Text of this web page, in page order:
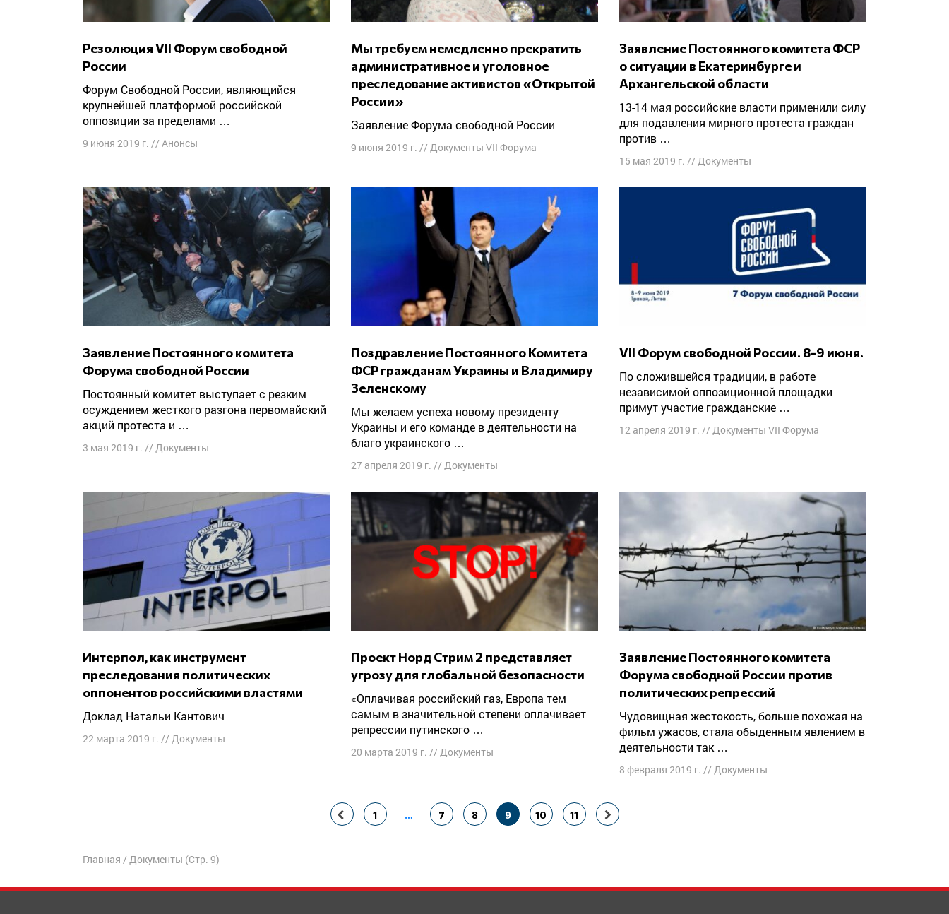
Резолюция VII Форум свободной
России
Форум Свободной России, являющийся
крупнейшей платформой российской
оппозиции за пределами …
9 июня 2019 г. // Анонсы
Мы требуем немедленно прекратить
административное и уголовное
преследование активистов «Открытой
России»
Заявление Форума свободной России
9 июня 2019 г. // Документы VII Форума
Заявление Постоянного комитета ФСР
о ситуации в Екатеринбурге и
Архангельской области
13-14 мая российские власти применили силу
для подавления мирного протеста граждан
против …
15 мая 2019 г. // Документы
Заявление Постоянного комитета
Форума свободной России
Постоянный комитет выступает с резким
осуждением жесткого разгона первомайский
акций протеста и …
3 мая 2019 г. // Документы
Поздравление Постоянного Комитета
ФСР гражданам Украины и Владимиру
Зеленскому
Мы желаем успеха новому президенту
Украины и его команде в деятельности на
благо украинского …
27 апреля 2019 г. // Документы
VII Форум свободной России. 8-9 июня.
По сложившейся традиции, в работе
независимой оппозиционной площадки
примут участие гражданские …
12 апреля 2019 г. // Документы VII Форума
Интерпол, как инструмент
преследования политических
оппонентов российскими властями
Доклад Натальи Кантович
22 марта 2019 г. // Документы
Проект Норд Стрим 2 представляет
угрозу для глобальной безопасности
«Оплачивая российский газ, Европа тем
самым в значительной степени оплачивает
репрессии путинского …
20 марта 2019 г. // Документы
Заявление Постоянного комитета
Форума свободной России против
политических репрессий
Чудовищная жестокость, больше похожая на
фильм ужасов, стала обыденным явлением в
деятельности так …
8 февраля 2019 г. // Документы
записям
1 … 7 8 9 10 11
Главная / Документы (Стр. 9)